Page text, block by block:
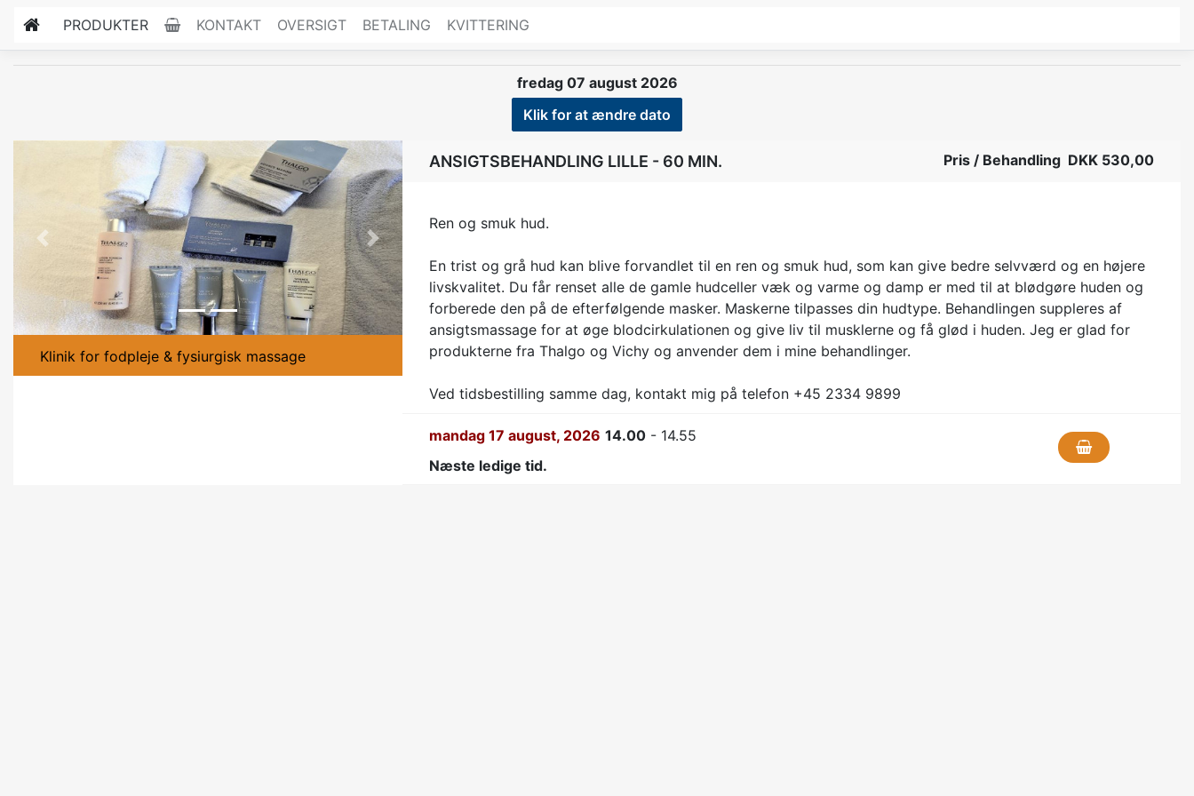
PRODUKTER KONTAKT OVERSIGT BETALING KVITTERING
fredag 07 august 2026
Klik for at ændre dato
Previous Next
Klinik for fodpleje & fysiurgisk massage
ANSIGTSBEHANDLING LILLE - 60 MIN. Pris / Behandling DKK 530,00
Ren og smuk hud.
En trist og grå hud kan blive forvandlet til en ren og smuk hud, som kan give bedre selvværd og en højere
livskvalitet. Du får renset alle de gamle hudceller væk og varme og damp er med til at blødgøre huden og
forberede den på de efterfølgende masker. Maskerne tilpasses din hudtype. Behandlingen suppleres af
ansigtsmassage for at øge blodcirkulationen og give liv til musklerne og få glød i huden. Jeg er glad for
produkterne fra Thalgo og Vichy og anvender dem i mine behandlinger.
Ved tidsbestilling samme dag, kontakt mig på telefon +45 2334 9899
mandag 17 august, 2026 14.00 - 14.55
Næste ledige tid.